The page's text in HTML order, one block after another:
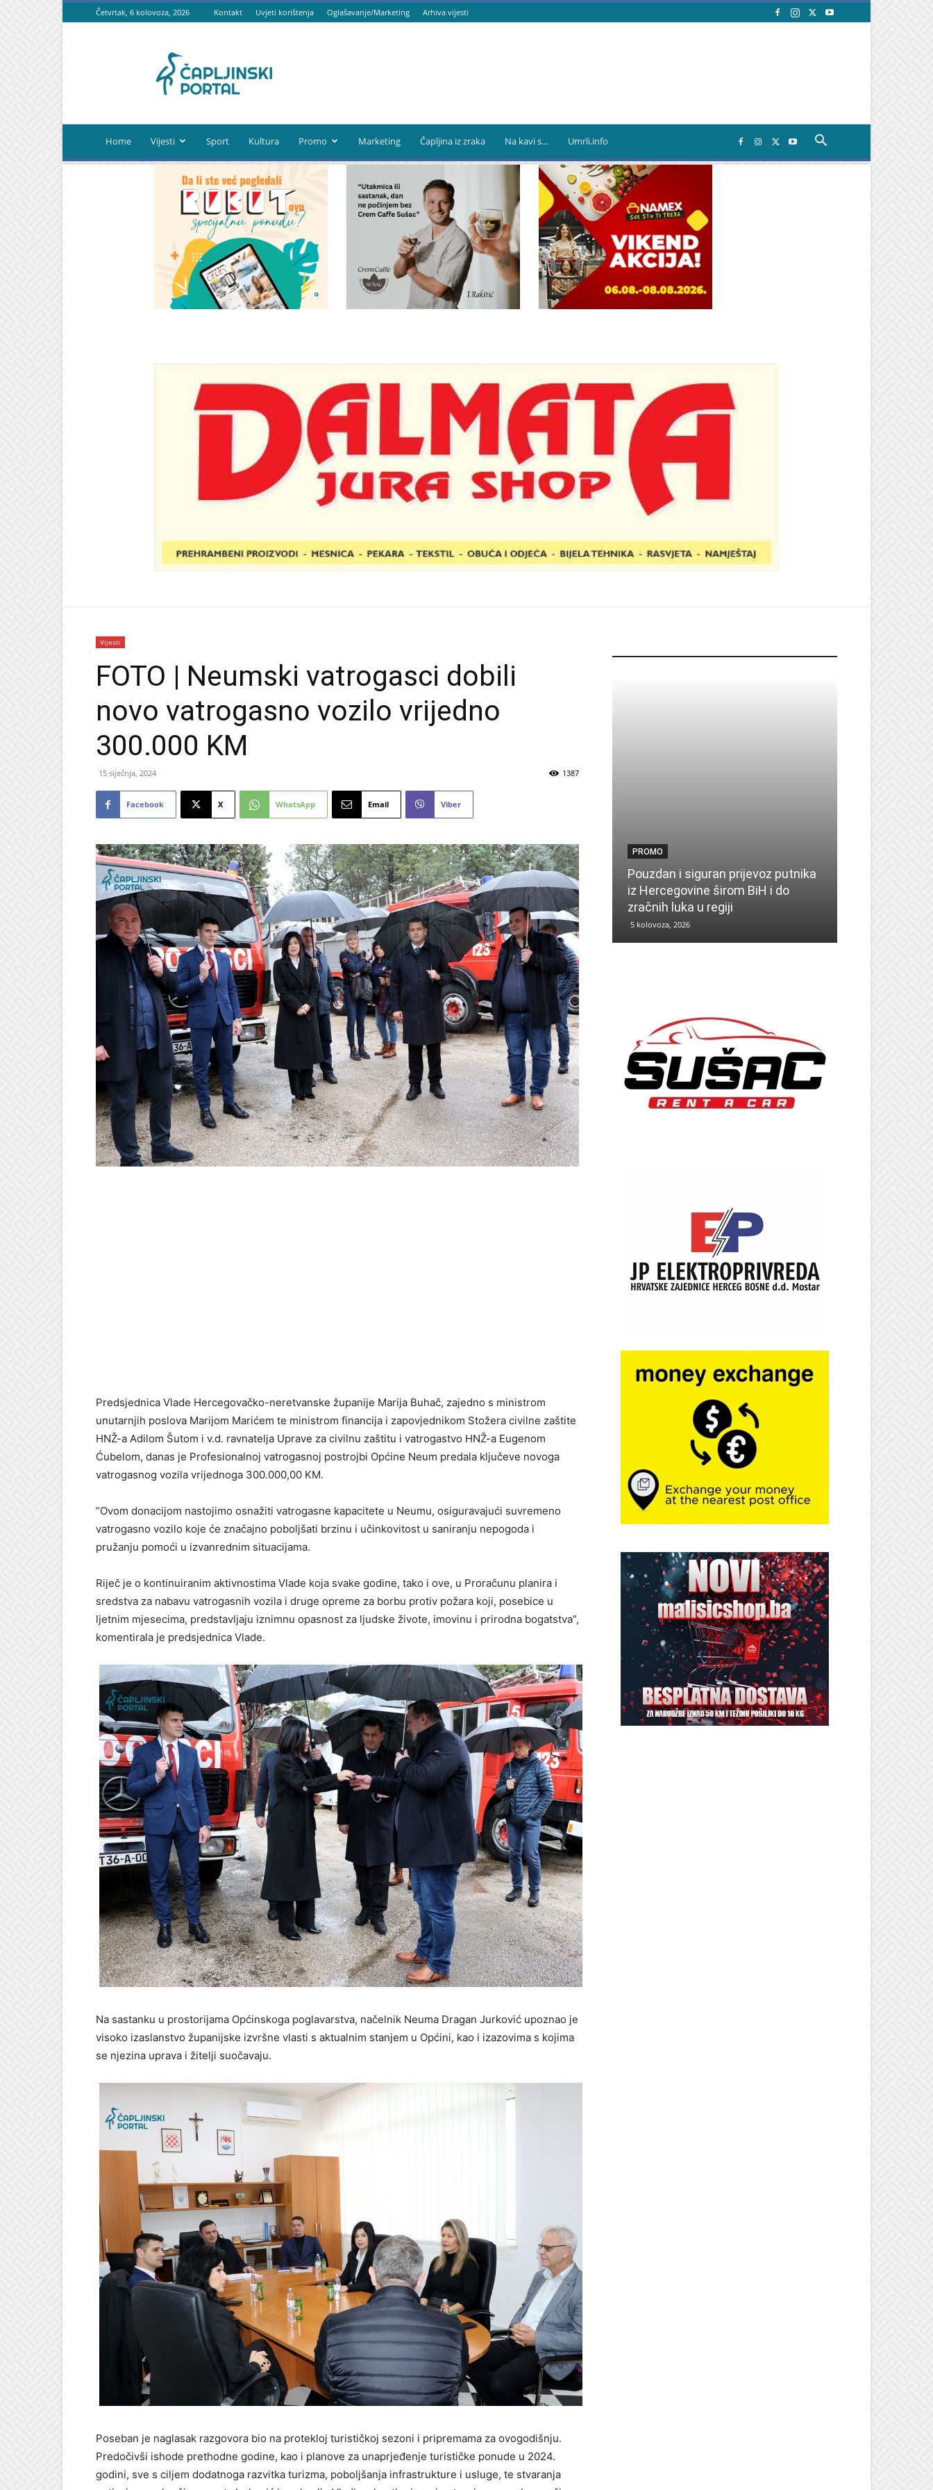
Četvrtak, 6 kolovoza, 2026 Kontakt Uvjeti korištenja Oglašavanje/Marketing Arhiva vijesti
portal
Home Vijesti Sport Kultura Promo Marketing Čapljina iz zraka Na kavi s… Umrli.info
Vijesti
FOTO | Neumski vatrogasci dobili
novo vatrogasno vozilo vrijedno
300.000 KM
15 siječnja, 2024 1387
Facebook X WhatsApp Email Viber
Predsjednica Vlade Hercegovačko-neretvanske županije Marija Buhač, zajedno s ministrom
unutarnjih poslova Marijom Marićem te ministrom financija i zapovjednikom Stožera civilne zaštite
HNŽ-a Adilom Šutom i v.d. ravnatelja Uprave za civilnu zaštitu i vatrogastvo HNŽ-a Eugenom
Ćubelom, danas je Profesionalnoj vatrogasnoj postrojbi Općine Neum predala ključeve novoga
vatrogasnog vozila vrijednoga 300.000,00 KM.
”Ovom donacijom nastojimo osnažiti vatrogasne kapacitete u Neumu, osiguravajući suvremeno
vatrogasno vozilo koje će značajno poboljšati brzinu i učinkovitost u saniranju nepogoda i
pružanju pomoći u izvanrednim situacijama.
Riječ je o kontinuiranim aktivnostima Vlade koja svake godine, tako i ove, u Proračunu planira i
sredstva za nabavu vatrogasnih vozila i druge opreme za borbu protiv požara koji, posebice u
ljetnim mjesecima, predstavljaju iznimnu opasnost za ljudske živote, imovinu i prirodna bogatstva”,
komentirala je predsjednica Vlade.
Na sastanku u prostorijama Općinskoga poglavarstva, načelnik Neuma Dragan Jurković upoznao je
visoko izaslanstvo županijske izvršne vlasti s aktualnim stanjem u Općini, kao i izazovima s kojima
se njezina uprava i žitelji suočavaju.
Poseban je naglasak razgovora bio na protekloj turističkoj sezoni i pripremama za ovogodišnju.
Predočivši ishode prethodne godine, kao i planove za unaprjeđenje turističke ponude u 2024.
godini, sve s ciljem dodatnoga razvitka turizma, poboljšanja infrastrukture i usluge, te stvaranja
PROMO
Eicom zapošljava: Pogledajte
detalje natječaja
5 kolovoza, 2026
PROMO
Pouzdan i siguran prijevoz putnika
iz Hercegovine širom BiH i do
zračnih luka u regiji
5 kolovoza, 2026